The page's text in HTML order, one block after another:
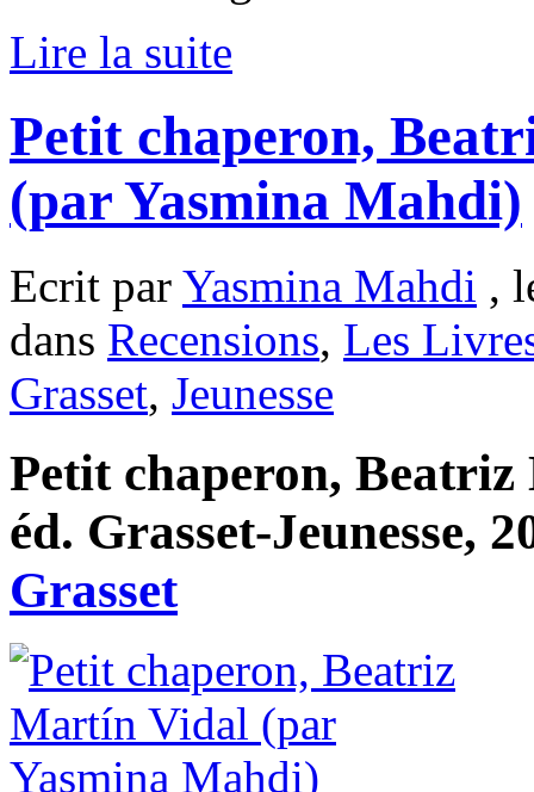
Lire la suite
Petit chaperon,
(par Yasmina Mahdi)
Ecrit par Yasmina Mahdi ,
dans Recensions, Les
Grasset, Jeunesse
Petit chaperon,
éd. Grasset-Jeunesse,
Grasset